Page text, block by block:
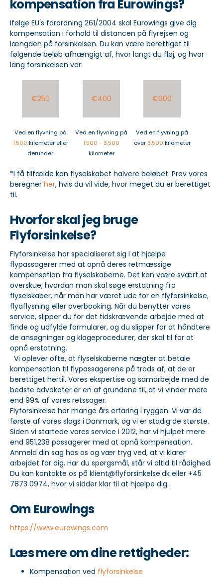
kompensation fra Eurowings?
Ifølge EU's forordning 261/2004 skal Eurowings give dig
kompensation i forhold til distancen på flyrejsen og
længden på forsinkelsen. Du kan være berettiget til
følgende beløb afhængigt af, hvor langt du fløj, og hvor
lang forsinkelsen var:
€250
Ved en flyvning på
1.500 kilometer eller
derunder
€400
Ved en flyvning på
1.500 - 3.500
kilometer
€600
Ved en flyvning på
over3.500 kilometer
*I få tilfælde kan flyselskabet halvere beløbet. Prøv vores
beregner her, hvis du vil vide, hvor meget du er berettiget
til.
Hvorfor skal jeg bruge
Flyforsinkelse?
Flyforsinkelse har specialiseret sig i at hjælpe
flypassagerer med at opnå deres retmæssige
kompensation fra flyselskaberne. Det kan være svært at
overskue, hvordan man skal søge erstatning fra
flyselskaber, når man har været ude for en flyforsinkelse,
flyaflysning eller overbooking. Når du benytter vores
service, slipper du for det tidskrævende arbejde med at
finde og udfylde formularer, og du slipper for at håndtere
de ansøgninger og klageprocedurer, der skal til for at
opnå erstatning.
Vi oplever ofte, at flyselskaberne nægter at betale
kompensation til flypassagerene på trods af, at de er
berettiget hertil. Vores ekspertise og samarbejde med de
bedste advokater er en af grundene til, at vi vinder mere
end 99% af vores retssager.
Flyforsinkelse har mange års erfaring i ryggen. Vi var de
første af vores slags i Danmark, og vi er stadig de største.
Siden vi startede vores service i 2012, har vi hjulpet mere
end 951,238 passagerer med at opnå kompensation.
Anmeld din sag hos os og vær tryg ved, at vi klarer
arbejdet for dig. Har du spørgsmål, står vi altid til rådighed.
Du kan kontakte os på klient@flyforsinkelse.dk eller +45
7873 0974, hvor vi sidder klar til at hjælpe dig.
Om Eurowings
https://www.eurowings.com
Læs mere om dine rettigheder:
Kompensation ved flyforsinkelse